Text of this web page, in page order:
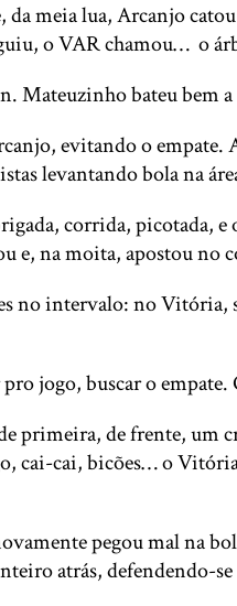
da meia lua, Arcanjo
o VAR chamou… o
Mateuzinho bateu bem
evitando o
levantando bola na
corrida, picotada,
e, na moita, apostou no
no intervalo: no Vitória,
jogo, buscar o
primeira, de frente,
cai-cai, bicões… o Vitória
pegou mal na
atrás, defendendo-